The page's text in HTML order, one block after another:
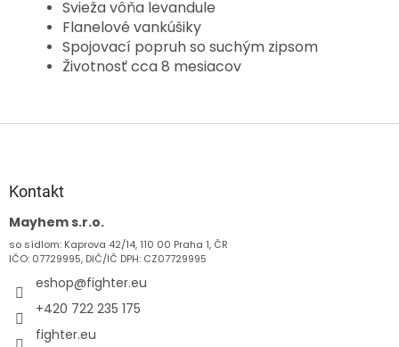
Svieža vôňa levandule
Flanelové vankúšiky
Spojovací popruh so suchým zipsom
Životnosť cca 8 mesiacov
Kontakt
Mayhem s.r.o.
so sídlom: Kaprova 42/14, 110 00 Praha 1, ČR
IČO: 07729995, DIČ/IČ DPH: CZ07729995
eshop@fighter.eu
+420 722 235 175
fighter.eu